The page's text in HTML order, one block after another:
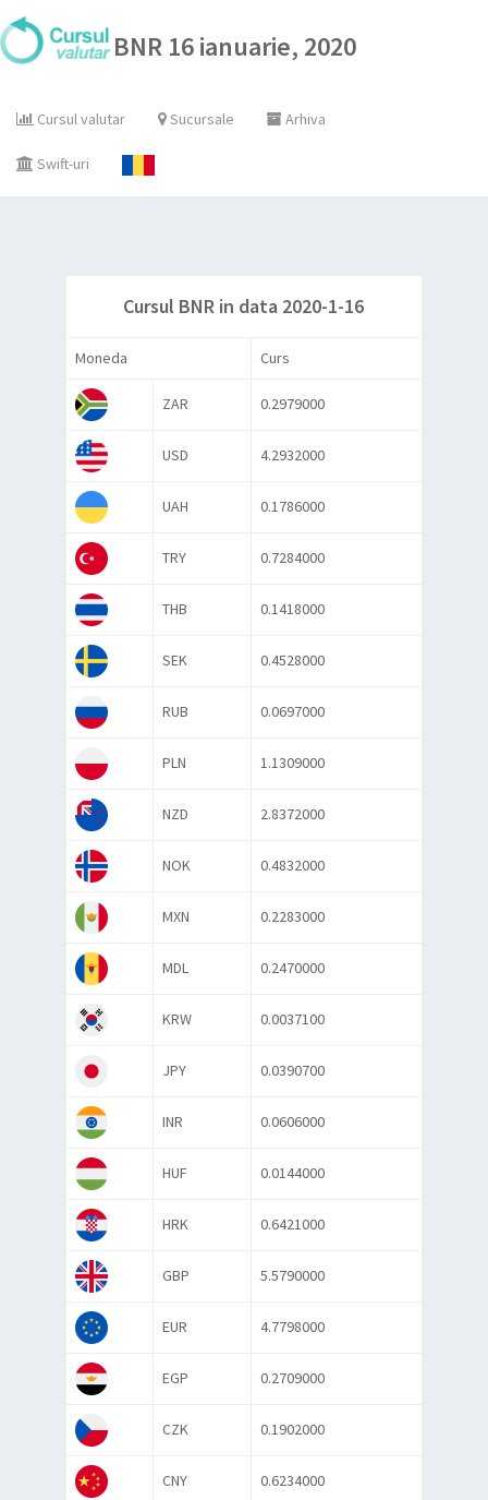
BNR 16 ianuarie, 2020
Cursul valutar Sucursale Arhiva
Swift-uri
Cursul BNR in data 2020-1-16
Moneda Curs
ZAR 0.2979000
USD 4.2932000
UAH 0.1786000
TRY 0.7284000
THB 0.1418000
SEK 0.4528000
RUB 0.0697000
PLN 1.1309000
NZD 2.8372000
NOK 0.4832000
MXN 0.2283000
MDL 0.2470000
KRW 0.0037100
JPY 0.0390700
INR 0.0606000
HUF 0.0144000
HRK 0.6421000
GBP 5.5790000
EUR 4.7798000
EGP 0.2709000
CZK 0.1902000
CNY 0.6234000